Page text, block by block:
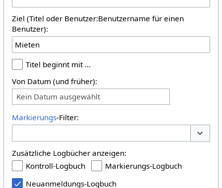
Ziel (Titel oder Benutzer:Benutzername für einen
Benutzer):
Titel beginnt mit …
Von Datum (und früher):
Kein Datum ausgewählt
Markierungs-Filter:
Zusätzliche Logbücher anzeigen:
Kontroll-Logbuch
Markierungs-Logbuch
Neuanmeldungs-Logbuch